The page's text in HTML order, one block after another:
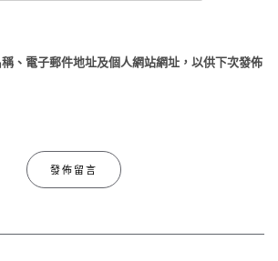
、電子郵件地址及個人網站網址，以供下次發佈